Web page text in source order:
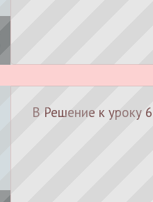
В Решение к уроку 6